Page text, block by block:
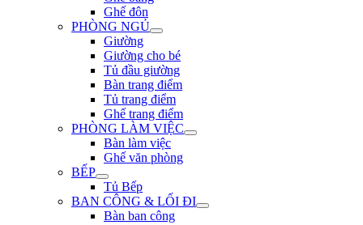
Ghế đôn
PHÒNG NGỦ
Giường
Giường cho bé
Tủ đầu giường
Bàn trang điểm
Tủ trang điểm
Ghế trang điểm
PHÒNG LÀM VIỆC
Bàn làm việc
Ghế văn phòng
BẾP
Tủ Bếp
BAN CÔNG & LỐI ĐI
Bàn ban công